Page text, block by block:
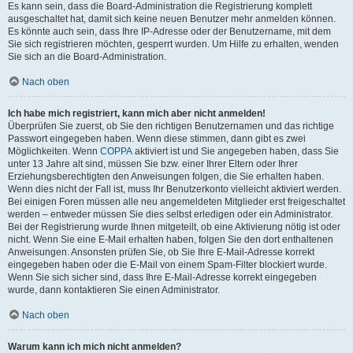
Es kann sein, dass die Board-Administration die Registrierung komplett
ausgeschaltet hat, damit sich keine neuen Benutzer mehr anmelden können.
Es könnte auch sein, dass Ihre IP-Adresse oder der Benutzername, mit dem
Sie sich registrieren möchten, gesperrt wurden. Um Hilfe zu erhalten, wenden
Sie sich an die Board-Administration.
Nach oben
Ich habe mich registriert, kann mich aber nicht anmelden!
Überprüfen Sie zuerst, ob Sie den richtigen Benutzernamen und das richtige
Passwort eingegeben haben. Wenn diese stimmen, dann gibt es zwei
Möglichkeiten. Wenn COPPA aktiviert ist und Sie angegeben haben, dass Sie
unter 13 Jahre alt sind, müssen Sie bzw. einer Ihrer Eltern oder Ihrer
Erziehungsberechtigten den Anweisungen folgen, die Sie erhalten haben.
Wenn dies nicht der Fall ist, muss Ihr Benutzerkonto vielleicht aktiviert werden.
Bei einigen Foren müssen alle neu angemeldeten Mitglieder erst freigeschaltet
werden – entweder müssen Sie dies selbst erledigen oder ein Administrator.
Bei der Registrierung wurde Ihnen mitgeteilt, ob eine Aktivierung nötig ist oder
nicht. Wenn Sie eine E-Mail erhalten haben, folgen Sie den dort enthaltenen
Anweisungen. Ansonsten prüfen Sie, ob Sie Ihre E-Mail-Adresse korrekt
eingegeben haben oder die E-Mail von einem Spam-Filter blockiert wurde.
Wenn Sie sich sicher sind, dass Ihre E-Mail-Adresse korrekt eingegeben
wurde, dann kontaktieren Sie einen Administrator.
Nach oben
Warum kann ich mich nicht anmelden?